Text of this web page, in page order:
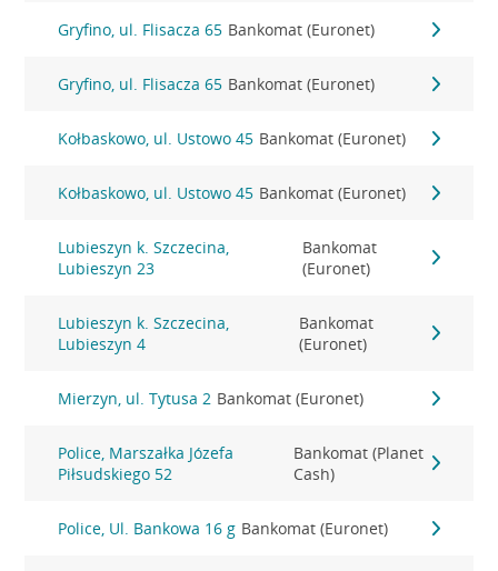
Gryfino, ul. Flisacza 65 Bankomat (Euronet)
Gryfino, ul. Flisacza 65 Bankomat (Euronet)
Kołbaskowo, ul. Ustowo 45 Bankomat (Euronet)
Kołbaskowo, ul. Ustowo 45 Bankomat (Euronet)
Lubieszyn k. Szczecina,
Lubieszyn 23
Bankomat
(Euronet)
Lubieszyn k. Szczecina,
Lubieszyn 4
Bankomat
(Euronet)
Mierzyn, ul. Tytusa 2 Bankomat (Euronet)
Police, Marszałka Józefa
Piłsudskiego 52
Bankomat (Planet
Cash)
Police, Ul. Bankowa 16 g Bankomat (Euronet)